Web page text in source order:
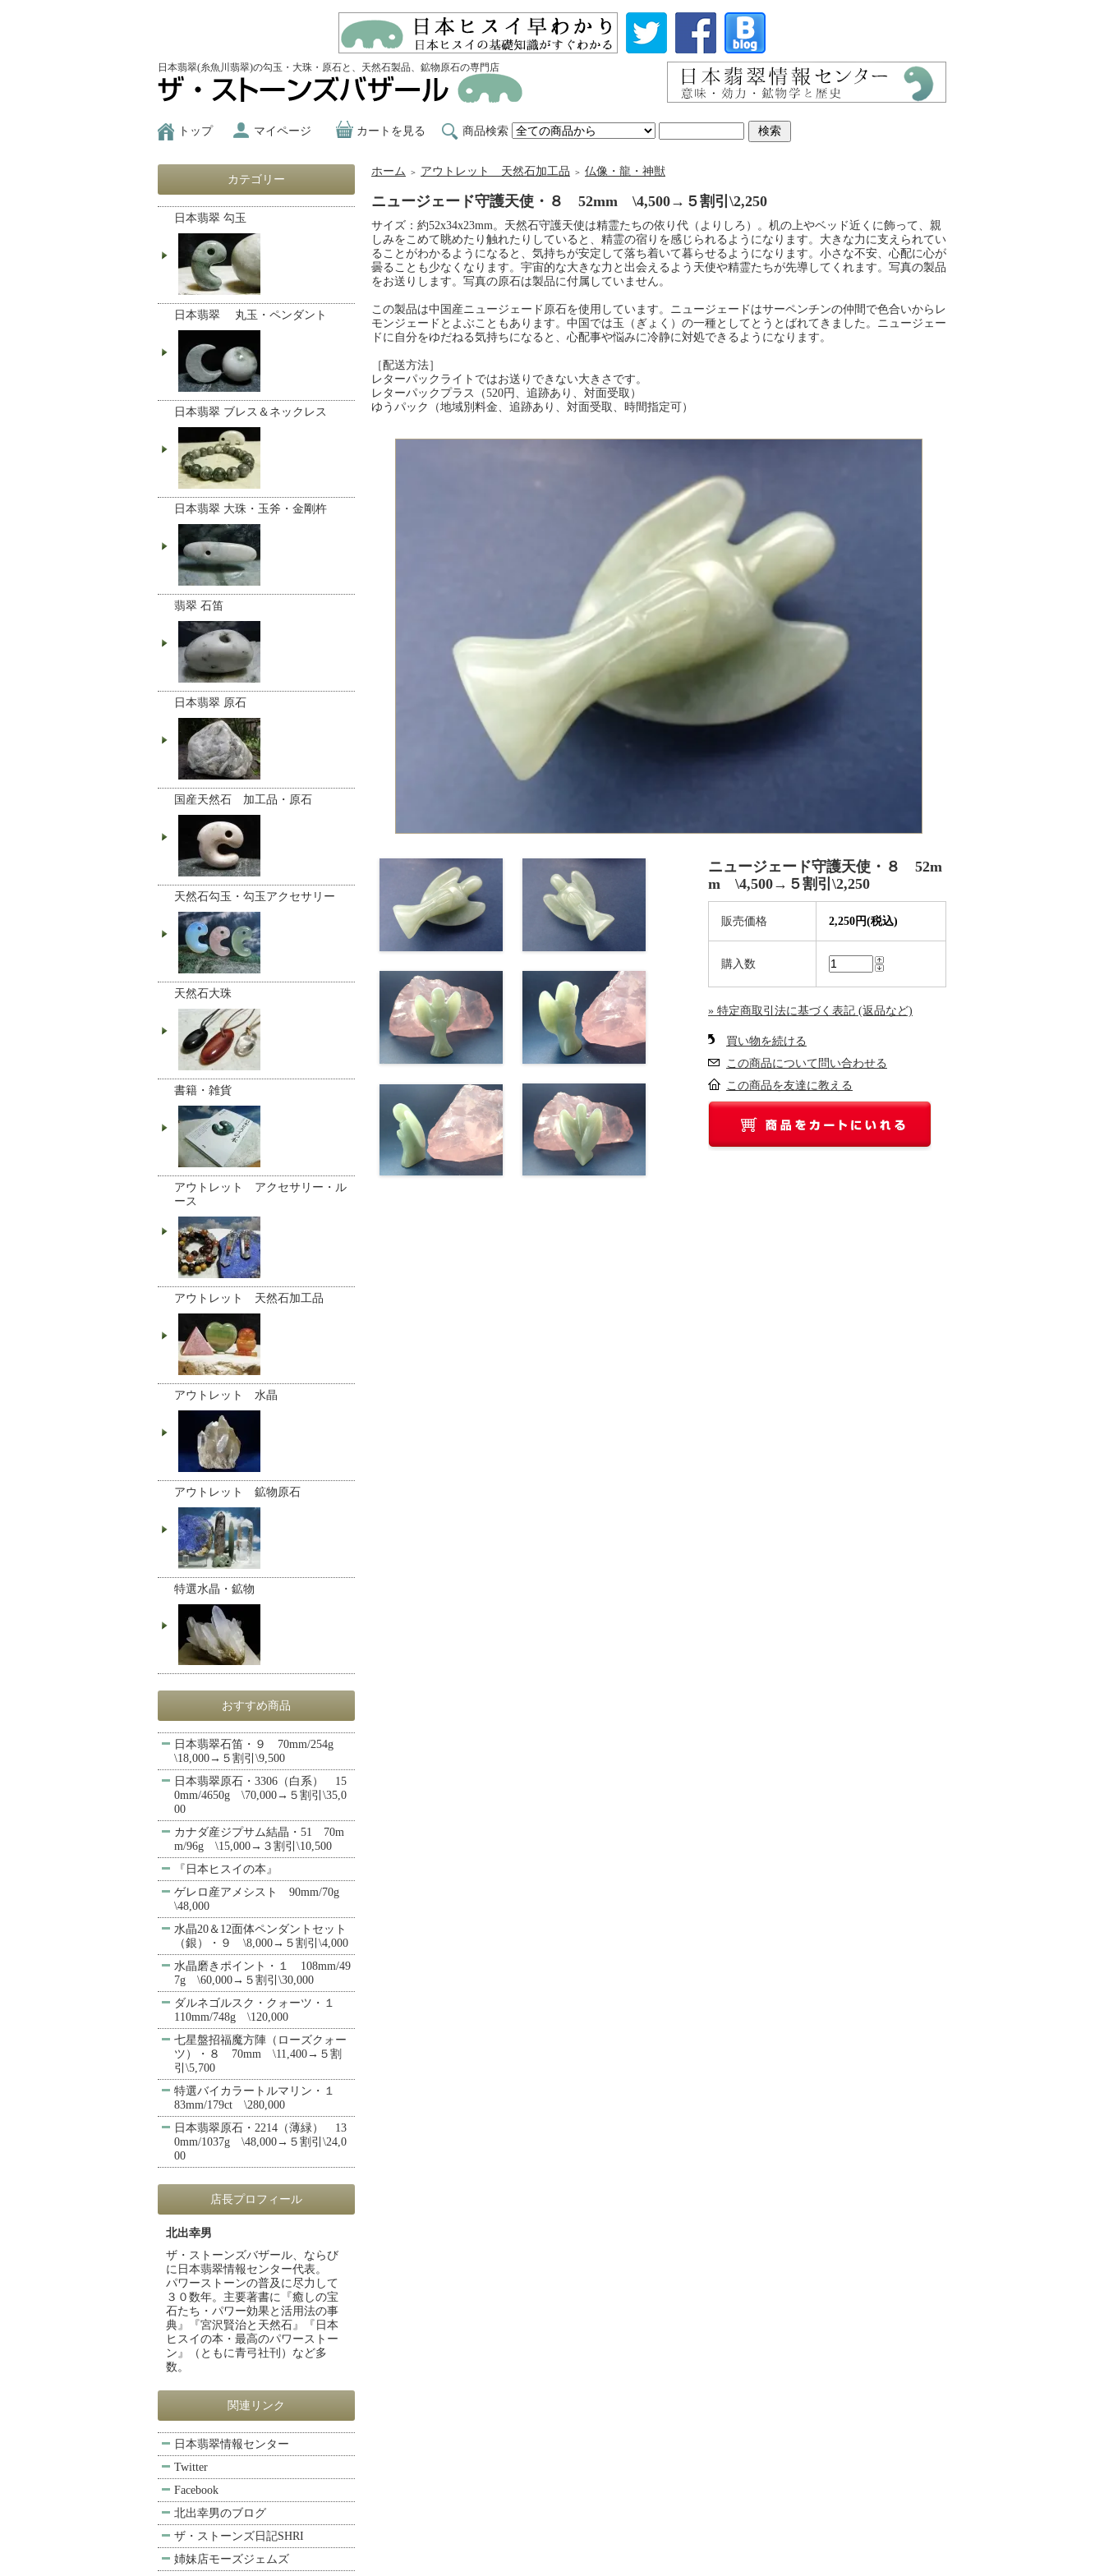
日本翡翠(糸魚川翡翠)の勾玉・大珠・原石と、天然石製品、鉱物原石の専門店
トップ マイページ カートを見る 商品検索
ホーム ＞ アウトレット 天然石加工品 ＞ 仏像・龍・神獣
ニュージェード守護天使・８ 52mm \4,500→５割引\2,250
サイズ：約52x34x23mm。天然石守護天使は精霊たちの依り代（よりしろ）。机の上やベッド近くに飾って、親
しみをこめて眺めたり触れたりしていると、精霊の宿りを感じられるようになります。大きな力に支えられてい
ることがわかるようになると、気持ちが安定して落ち着いて暮らせるようになります。小さな不安、心配に心が
曇ることも少なくなります。宇宙的な大きな力と出会えるよう天使や精霊たちが先導してくれます。写真の製品
をお送りします。写真の原石は製品に付属していません。
この製品は中国産ニュージェード原石を使用しています。ニュージェードはサーペンチンの仲間で色合いからレ
モンジェードとよぶこともあります。中国では玉（ぎょく）の一種としてとうとばれてきました。ニュージェー
ドに自分をゆだねる気持ちになると、心配事や悩みに冷静に対処できるようになります。
［配送方法］
レターパックライトではお送りできない大きさです。
レターパックプラス（520円、追跡あり、対面受取）
ゆうパック（地域別料金、追跡あり、対面受取、時間指定可）
ニュージェード守護天使・８ 52m
m \4,500→５割引\2,250
販売価格 2,250円(税込)
購入数
» 特定商取引法に基づく表記 (返品など)
買い物を続ける
この商品について問い合わせる
この商品を友達に教える
カテゴリー
日本翡翠 勾玉
日本翡翠 丸玉・ペンダント
日本翡翠 ブレス＆ネックレス
日本翡翠 大珠・玉斧・金剛杵
翡翠 石笛
日本翡翠 原石
国産天然石 加工品・原石
天然石勾玉・勾玉アクセサリー
天然石大珠
書籍・雑貨
アウトレット アクセサリー・ル
ース
アウトレット 天然石加工品
アウトレット 水晶
アウトレット 鉱物原石
特選水晶・鉱物
おすすめ商品
日本翡翠石笛・９ 70mm/254g
\18,000→５割引\9,500
日本翡翠原石・3306（白系） 15
0mm/4650g \70,000→５割引\35,0
00
カナダ産ジプサム結晶・51 70m
m/96g \15,000→３割引\10,500
『日本ヒスイの本』
ゲレロ産アメシスト 90mm/70g
\48,000
水晶20＆12面体ペンダントセット
（銀）・９ \8,000→５割引\4,000
水晶磨きポイント・１ 108mm/49
7g \60,000→５割引\30,000
ダルネゴルスク・クォーツ・１
110mm/748g \120,000
七星盤招福魔方陣（ローズクォー
ツ）・８ 70mm \11,400→５割
引\5,700
特選バイカラートルマリン・１
83mm/179ct \280,000
日本翡翠原石・2214（薄緑） 13
0mm/1037g \48,000→５割引\24,0
00
店長プロフィール
北出幸男
ザ・ストーンズバザール、ならび
に日本翡翠情報センター代表。
パワーストーンの普及に尽力して
３０数年。主要著書に『癒しの宝
石たち・パワー効果と活用法の事
典』『宮沢賢治と天然石』『日本
ヒスイの本・最高のパワーストー
ン』（ともに青弓社刊）など多
数。
関連リンク
日本翡翠情報センター
Twitter
Facebook
北出幸男のブログ
ザ・ストーンズ日記SHRI
姉妹店モーズジェムズ